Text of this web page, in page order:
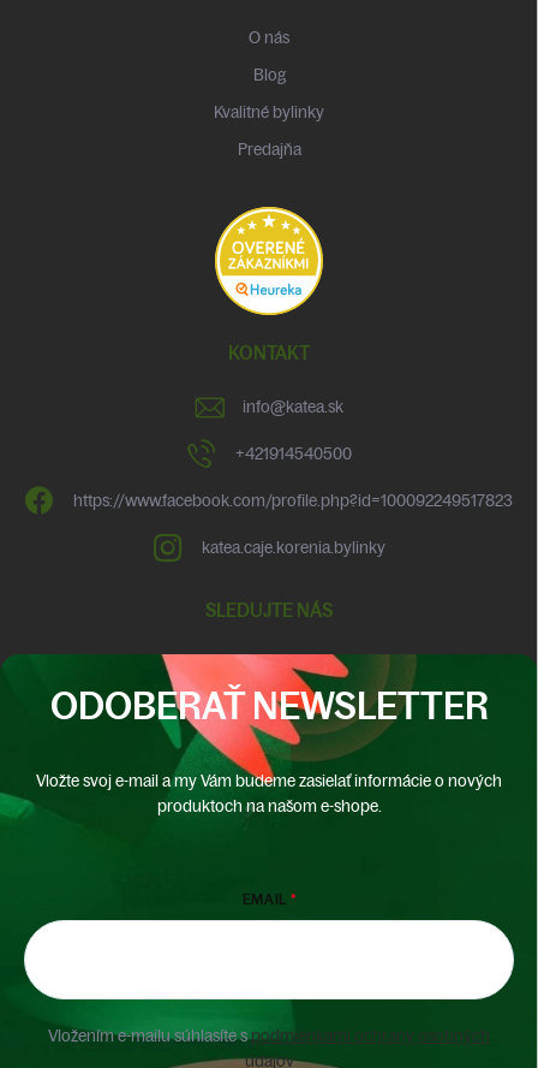
O nás
Blog
Kvalitné bylinky
Predajňa
KONTAKT
info@katea.sk
+421914540500
https://www.facebook.com/profile.php?id=100092249517823
katea.caje.korenia.bylinky
SLEDUJTE NÁS
ODOBERAŤ NEWSLETTER
Vložte svoj e-mail a my Vám budeme zasielať informácie o nových
produktoch na našom e-shope.
EMAIL
Vložením e-mailu súhlasíte spodmienkami ochrany osobných
údajov